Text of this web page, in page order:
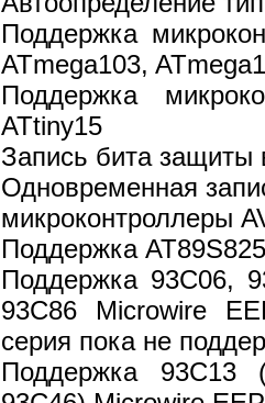
Поддержка
ATmega103,
Поддержка
ATtiny15
Запись бита защиты
Одновременная
микроконтроллеры
Поддержка
Поддержка 93C06,
93C86 Microwire
серия пока не
Поддержка 93C13